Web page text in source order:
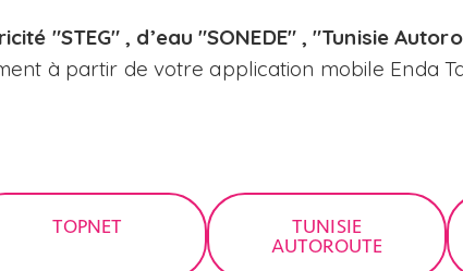
"STEG" , d’eau "SONEDE" , "Tunisie
à partir de votre application mobile Enda
TOPNET
TUNISIE
AUTOROUTE